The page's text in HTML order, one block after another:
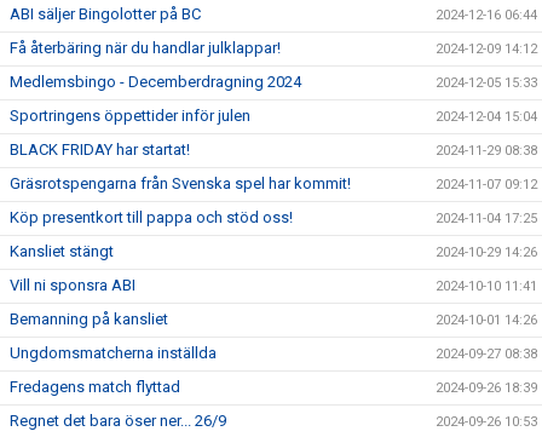
ABI säljer Bingolotter på BC 2024-12-16 06:44
Få återbäring när du handlar julklappar! 2024-12-09 14:12
Medlemsbingo - Decemberdragning 2024 2024-12-05 15:33
Sportringens öppettider inför julen 2024-12-04 15:04
BLACK FRIDAY har startat! 2024-11-29 08:38
Gräsrotspengarna från Svenska spel har kommit! 2024-11-07 09:12
Köp presentkort till pappa och stöd oss! 2024-11-04 17:25
Kansliet stängt 2024-10-29 14:26
Vill ni sponsra ABI 2024-10-10 11:41
Bemanning på kansliet 2024-10-01 14:26
Ungdomsmatcherna inställda 2024-09-27 08:38
Fredagens match flyttad 2024-09-26 18:39
Regnet det bara öser ner... 26/9 2024-09-26 10:53